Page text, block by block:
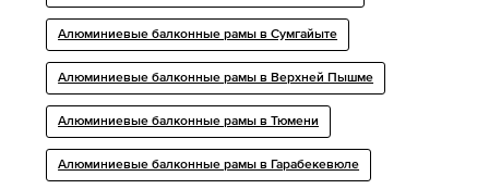
Алюминиевые балконные рамы в Сумгайыте
Алюминиевые балконные рамы в Верхней Пышме
Алюминиевые балконные рамы в Тюмени
Алюминиевые балконные рамы в Гарабекевюле